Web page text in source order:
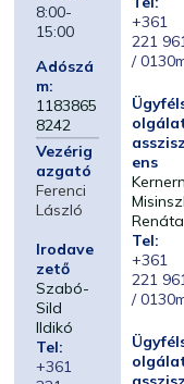
8:00-
15:00
Adószá
m:
1183865
8242
Vezérig
azgató
Ferenci
László
Irodave
zető
Szabó-
Sild
Ildikó
Tel:
+361
+361
221
/
ens
Renáta
Tel:
+361
221
/